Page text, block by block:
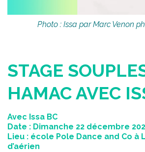
Photo : Issa par Marc Venon
STAGE
HAMAC AVEC
Avec Issa BC
Date : Dimanche 22 décembre
Lieu : école Pole Dance and Co à
d’aérien